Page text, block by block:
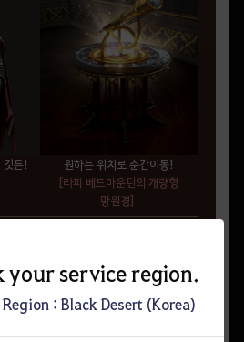
your service region.
: Black Desert (Korea)
깃든!
원하는 위치로 순간이동!
[라피 베드마운틴의 개량형
망원경]